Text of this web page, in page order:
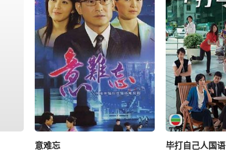
意难忘
毕打自己人国语